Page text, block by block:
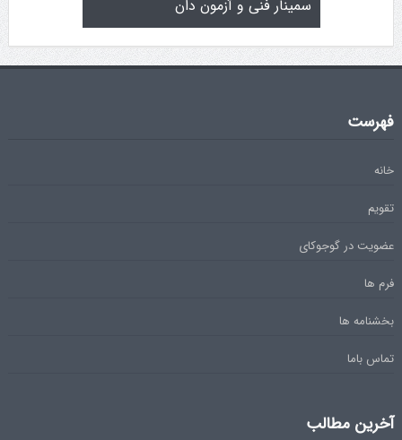
تولد سمینار فنی و آزمون دان
فهرست
خانه
تقویم
عضویت در گوجوکای
فرم ها
بخشنامه ها
تماس باما
آخرین مطالب